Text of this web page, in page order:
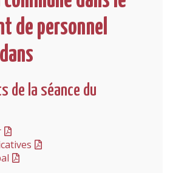
de personnel
de la séance du